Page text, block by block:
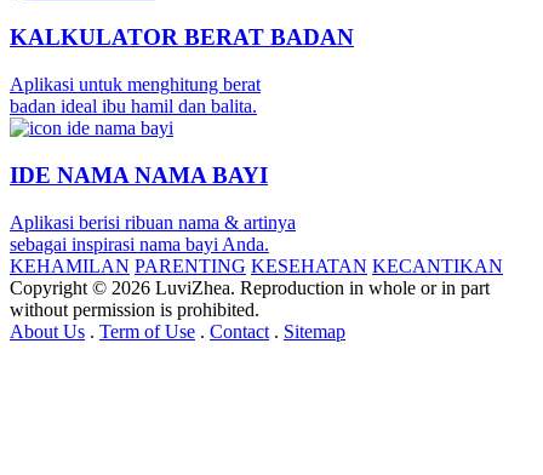
KALKULATOR BERAT BADAN
Aplikasi untuk menghitung berat
badan ideal ibu hamil dan balita.
IDE NAMA NAMA BAYI
Aplikasi berisi ribuan nama & artinya
sebagai inspirasi nama bayi Anda.
KEHAMILAN PARENTING KESEHATAN KECANTIKAN
Copyright © 2026 LuviZhea. Reproduction in whole or in part
without permission is prohibited.
About Us . Term of Use . Contact . Sitemap